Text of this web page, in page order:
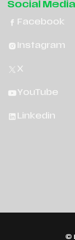
Social Media
Facebook
Instagram
X
YouTube
Linkedin
©